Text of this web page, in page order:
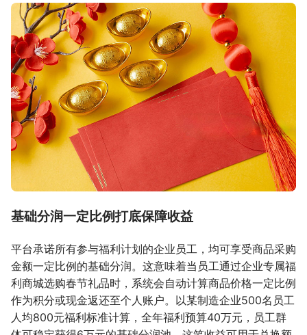
基础分润一定比例打底保障收益
平台承诺所有参与福利计划的企业员工，均可享受商品采购
金额一定比例的基础分润。这意味着当员工通过企业专属福
利商城选购春节礼品时，系统会自动计算商品价格一定比例
作为积分或现金返还至个人账户。以某制造企业500名员工
人均800元福利标准计算，全年福利预算40万元，员工群